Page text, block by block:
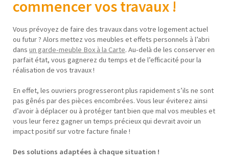
commencer vos travaux !
Vous prévoyez de faire des travaux dans votre logement actuel
ou futur ? Alors mettez vos meubles et effets personnels à l’abri
dans un garde-meuble Box à la Carte. Au-delà de les conserver en
parfait état, vous gagnerez du temps et de l’efficacité pour la
réalisation de vos travaux !
En effet, les ouvriers progresseront plus rapidement s’ils ne sont
pas gênés par des pièces encombrées. Vous leur éviterez ainsi
d’avoir à déplacer ou à protéger tant bien que mal vos meubles et
vous leur ferez gagner un temps précieux qui devrait avoir un
impact positif sur votre facture finale !
Des solutions adaptées à chaque situation !